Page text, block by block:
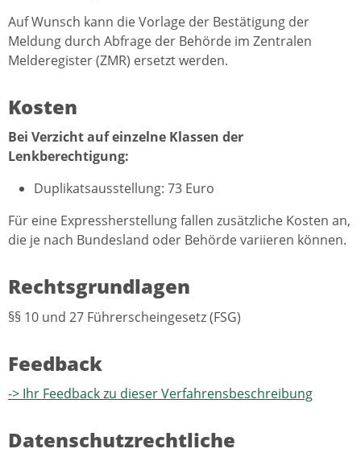
Auf Wunsch kann die Vorlage der Bestätigung der
Meldung durch Abfrage der Behörde im Zentralen
Melderegister (ZMR) ersetzt werden.
Kosten
Bei Verzicht auf einzelne Klassen der
Lenkberechtigung:
Duplikatsausstellung: 73 Euro
Für eine Expressherstellung fallen zusätzliche Kosten an,
die je nach Bundesland oder Behörde variieren können.
Rechtsgrundlagen
§§ 10 und 27 Führerscheingesetz (FSG)
Feedback
-> Ihr Feedback zu dieser Verfahrensbeschreibung
Datenschutzrechtliche